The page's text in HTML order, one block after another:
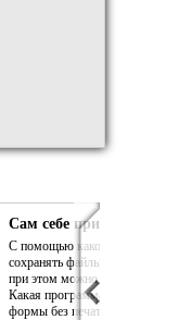
Сам себе принтер. Сам
С помощью какой программы
сохранять файлы PDF так,
при этом можно было бы
Какая программа даст
формы без печати на бумаге?